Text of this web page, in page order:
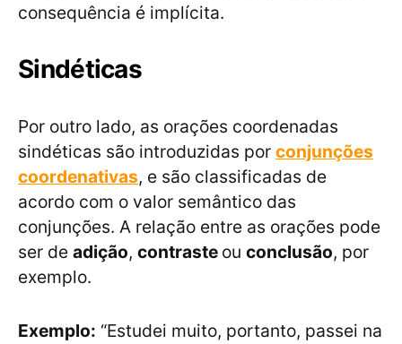
consequência é implícita.
Sindéticas
Por outro lado, as orações coordenadas
sindéticas são introduzidas por conjunções
coordenativas, e são classificadas de
acordo com o valor semântico das
conjunções. A relação entre as orações pode
ser de adição, contraste ou conclusão, por
exemplo.
Exemplo: “Estudei muito, portanto, passei na